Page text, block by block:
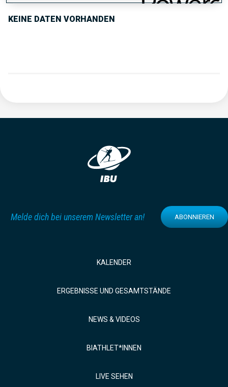
KEINE DATEN VORHANDEN
Melde dich bei unserem Newsletter an! ABONNIEREN
KALENDER
ERGEBNISSE UND GESAMTSTÄNDE
NEWS & VIDEOS
BIATHLET*INNEN
LIVE SEHEN